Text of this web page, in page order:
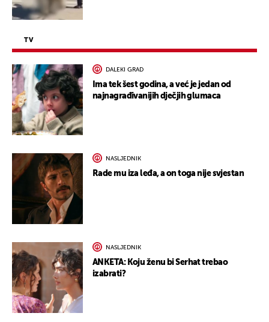
TV
DALEKI GRAD
Ima tek šest godina, a već je jedan od
najnagrađivanijih dječjih glumaca
NASLJEDNIK
Rade mu iza leđa, a on toga nije svjestan
NASLJEDNIK
ANKETA: Koju ženu bi Serhat trebao
izabrati?